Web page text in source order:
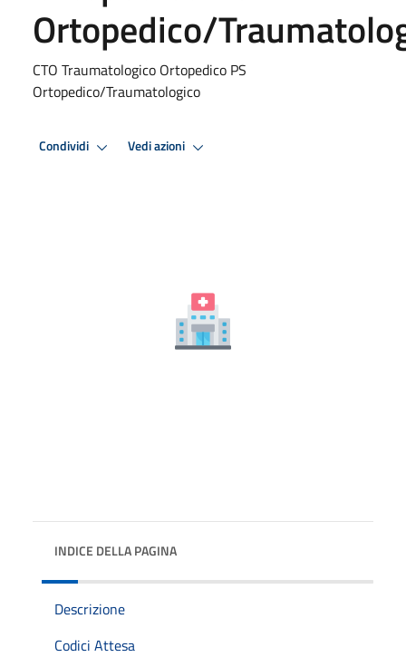
Ortopedico/
CTO Traumatologico Ortopedico PS
Ortopedico/Traumatologico
Condividi Vedi azioni
INDICE DELLA PAGINA
Descrizione
Codici Attesa